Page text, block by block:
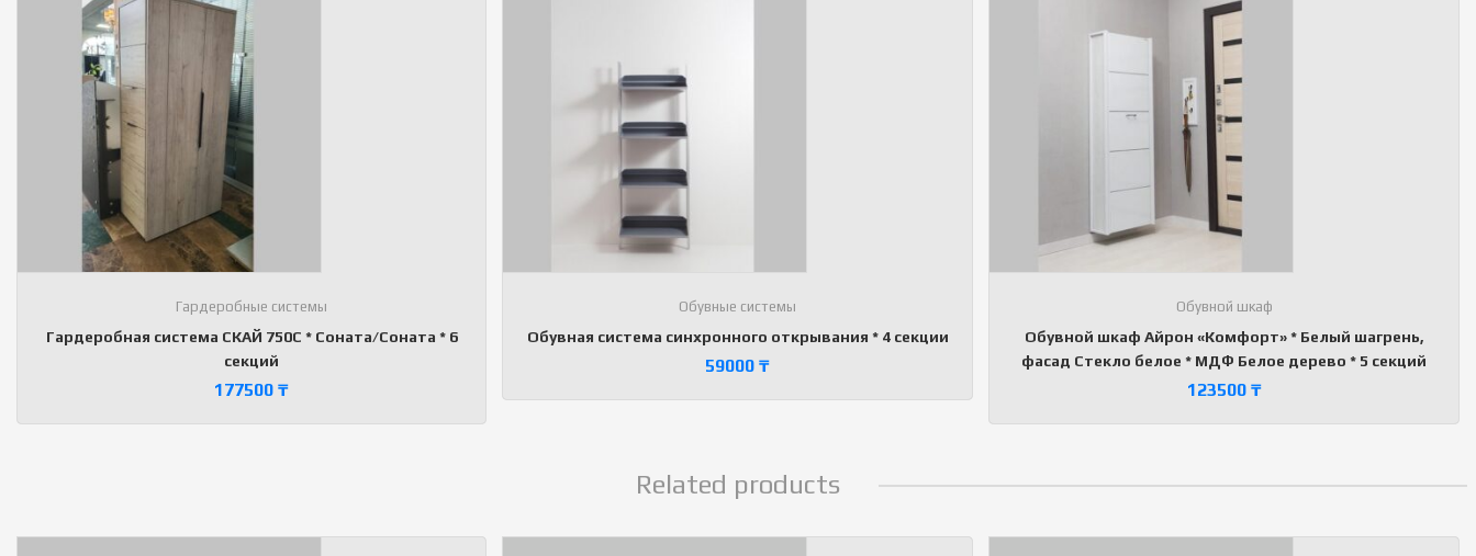
Гардеробные системы
Гардеробная система СКАЙ 750С * Соната/Соната * 6
секций
177500 ₸
Обувные системы
Обувная система синхронного открывания * 4 секции
59000 ₸
Обувной шкаф
Обувной шкаф Айрон «Комфорт» * Белый шагрень,
фасад Стекло белое * МДФ Белое дерево * 5 секций
123500 ₸
Related products